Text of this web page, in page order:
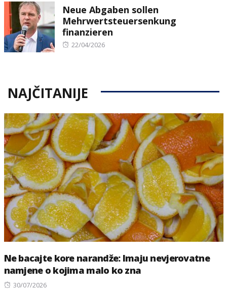
Neue Abgaben sollen
Mehrwertsteuersenkung
finanzieren
Posted
22/04/2026
NAJČITANIJE
Ne bacajte kore narandže: Imaju nevjerovatne
namjene o kojima malo ko zna
Posted
30/07/2026